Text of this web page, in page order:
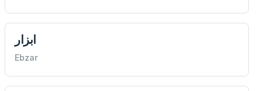
ابزار
Ebzar